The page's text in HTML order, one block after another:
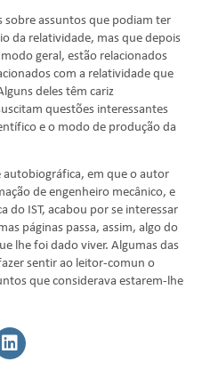
sobre assuntos que podiam ter
da relatividade, mas que depois
geral, estão relacionados
com a relatividade que
deles têm cariz
questões interessantes
e o modo de produção da
autobiográfica, em que o autor
de engenheiro mecânico, e
do IST, acabou por se interessar
páginas passa, assim, algo do
lhe foi dado viver. Algumas das
sentir ao leitor-comun o
que considerava estarem-lhe